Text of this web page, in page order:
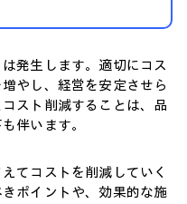
発生します。適切にコス
やし、経営を安定させら
スト削減することは、品
伴います。
てコストを削減していく
ポイントや、効果的な施